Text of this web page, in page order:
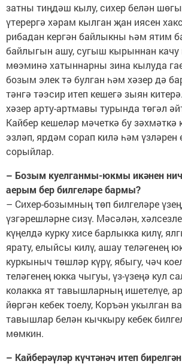
затны тиңдәш кылу, сихер белән
үтерергә хәрам кылган җан иясен
рибадан кергән байлыкны һәм ятим
байлыгын ашу, сугыш кырыннан качу
мөэминә хатыннарны зина кылуда
бозым элек тә булган һәм хәзер дә
тәнгә тәэсир итеп кешегә зыян
хәзер арту-артмавы турында төгәл
Кайбер кешеләр мәчеткә бу
эзләп, ярдәм сорап килә һәм үзләрен
сорыйлар.
– Бозым куелганмы-юкмы икәнен
аерым бер билгеләре бармы?
– Сихер-бозымның төп билгеләре
үзгәрешләрне сизү. Мәсәлән,
күңелдә курку хисе барлыкка килү,
ярату, елыйсы килү, ашау теләгенең
куркыныч төшләр күрү, ябыгу, чәч
теләгенең юкка чыгуы, үз-үзеңә кул
колакка ят тавышларның ишетелүе,
йөргән кебек тоелу, Коръән укылган
тавышлар белән кычкыру кебек
мөмкин.
– Кайберәүләр күчтәнәч итеп